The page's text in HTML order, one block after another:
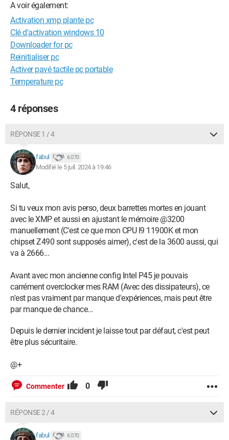
If the system failed to POST after you made changes to UEFI
settings, you may wish to revert to stable settings to prevent
POST failure.
Merci pour votre aide ?
Press F1 to Run SETUP
Windows / Firefox 127.0
A voir également:
Activation xmp plante pc
Clé d'activation windows 10
Downloader for pc
Reinitialiser pc
Activer pavé tactile pc portable
Temperature pc
4 réponses
RÉPONSE 1 / 4
fabul 6 070
Modifié le 5 juil. 2024 à 19:46
Salut,
Si tu veux mon avis perso, deux barrettes mortes en jouant
avec le XMP et aussi en ajustant le mémoire @3200
manuellement (C'est ce que mon CPU I9 11900K et mon
chipset Z490 sont supposés aimer), c'est de la 3600 aussi, qui
va à 2666...
Avant avec mon ancienne config Intel P45 je pouvais
carrément overclocker mes RAM (Avec des dissipateurs), ce
n'est pas vraiment par manque d'expériences, mais peut être
par manque de chance...
Depuis le dernier incident je laisse tout par défaut, c'est peut
être plus sécuritaire.
@+
Commenter 0
RÉPONSE 2 / 4
fabul 6 070